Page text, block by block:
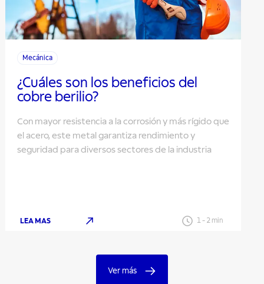
Mecánica
¿Cuáles son los beneficios del
cobre berilio?
Con mayor resistencia a la corrosión y más rígido que
el acero, este metal garantiza rendimiento y
seguridad para diversos sectores de la industria
LEA MAS 1- 2 min
Ver más